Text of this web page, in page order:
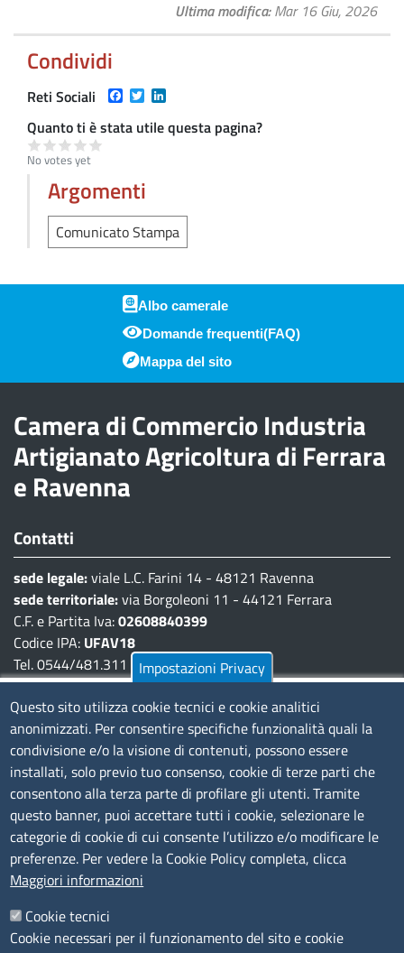
Ultima modifica Mar 16 Giu, 2026
Condividi
Reti Sociali Facebook
Twitter
Quanto ti è stata utile questa pagina?
No votes yet
Argomenti
Comunicato Stampa
Piè di pagina
Albo camerale
Domande frequenti(FAQ)
Mappa del sito
Camera di Commercio Industria
Artigianato Agricoltura di Ferrara
e Ravenna
Contatti
sede legale:viale L.C. Farini 14 - 48121 Ravenna
sede territoriale:via Borgoleoni 11 - 44121 Ferrara
C.F. e Partita Iva:02608840399
Codice IPA: UFAV18
Tel. 0544/481.311 - 0532/783.711
Pec:cciaa@pec.fera.camcom.it
Amministrazione Trasparente
Bandi di gara
Bilanci
Concorsi e selezioni
Procedimenti
Provvedimenti
Seguici su
Impostazioni Privacy
Questo sito utilizza cookie tecnici e cookie analitici
anonimizzati. Per consentire specifiche funzionalità quali la
condivisione e/o la visione di contenuti, possono essere
installati, solo previo tuo consenso, cookie di terze parti che
consentono alla terza parte di profilare gli utenti. Tramite
questo banner, puoi accettare tutti i cookie, selezionare le
categorie di cookie di cui consente l’utilizzo e/o modificare le
preferenze. Per vedere la Cookie Policy completa, clicca
Maggiori informazioni
Cookie tecnici
Cookie necessari per il funzionamento del sito e cookie